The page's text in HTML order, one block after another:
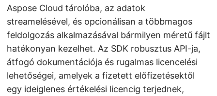
Aspose Cloud tárolóba, az adatok
streamelésével, és opcionálisan a többmagos
feldolgozás alkalmazásával bármilyen méretű fájlt
hatékonyan kezelhet. Az SDK robusztus API-ja,
átfogó dokumentációja és rugalmas licencelési
lehetőségei, amelyek a fizetett előfizetésektől
egy ideiglenes értékelési licencig terjednek,